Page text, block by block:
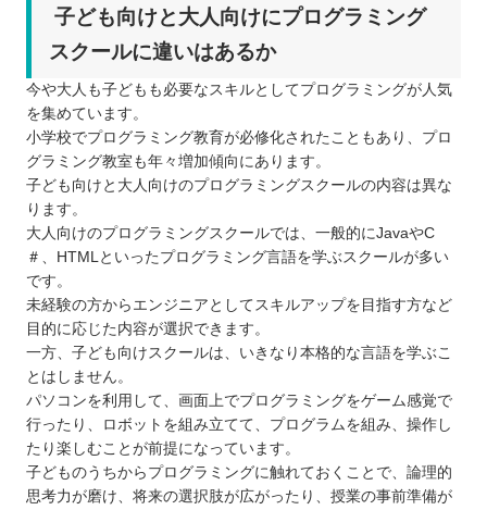
子ども向けと大人向けにプログラミング
スクールに違いはあるか
今や大人も子どもも必要なスキルとしてプログラミングが人気
を集めています。
小学校でプログラミング教育が必修化されたこともあり、プロ
グラミング教室も年々増加傾向にあります。
子ども向けと大人向けのプログラミングスクールの内容は異な
ります。
大人向けのプログラミングスクールでは、一般的にJavaやC
＃、HTMLといったプログラミング言語を学ぶスクールが多い
です。
未経験の方からエンジニアとしてスキルアップを目指す方など
目的に応じた内容が選択できます。
一方、子ども向けスクールは、いきなり本格的な言語を学ぶこ
とはしません。
パソコンを利用して、画面上でプログラミングをゲーム感覚で
行ったり、ロボットを組み立てて、プログラムを組み、操作し
たり楽しむことが前提になっています。
子どものうちからプログラミングに触れておくことで、論理的
思考力が磨け、将来の選択肢が広がったり、授業の事前準備が